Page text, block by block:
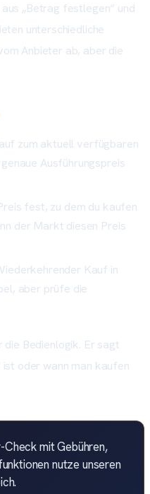
„Betrag festlegen“ und
unterschiedliche
Anbieter ab, aber die
zum aktuell verfügbaren
Ausführungspreis
fest, zu dem du kaufen
der Markt diesen Preis
Kauf in
aber prüfe die
Bedienlogik. Er sagt
oder wann man kaufen
mit Gebühren,
nutze unseren